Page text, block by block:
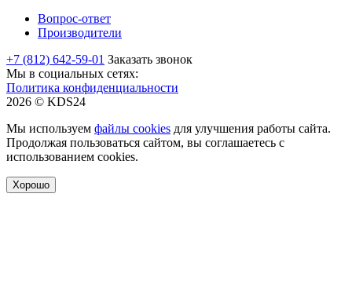
Вопрос-ответ
Производители
+7 (812) 642-59-01 Заказать звонок
Мы в социальных сетях:
Политика конфиденциальности
2026 © KDS24
Мы используем файлы cookies для улучшения работы сайта.
Продолжая пользоваться сайтом, вы соглашаетесь с
использованием cookies.
Хорошо